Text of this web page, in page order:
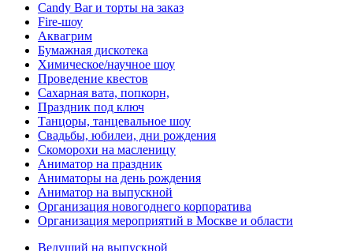
Candy Bar и торты на заказ
Fire-шоу
Аквагрим
Бумажная дискотека
Химическое/научное шоу
Проведение квестов
Сахарная вата, попкорн,
Праздник под ключ
Танцоры, танцевальное шоу
Свадьбы, юбилеи, дни рождения
Скоморохи на масленицу
Аниматор на праздник
Аниматоры на день рождения
Аниматор на выпускной
Организация новогоднего корпоратива
Организация мероприятий в Москве и области
Ведущий на выпускной